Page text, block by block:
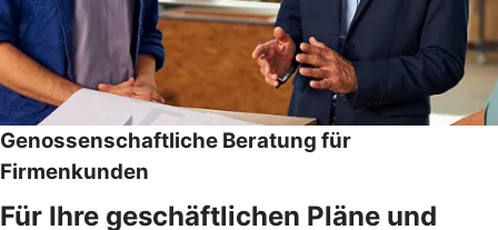
Genossenschaftliche Beratung für
Firmenkunden
Für Ihre geschäftlichen Pläne und